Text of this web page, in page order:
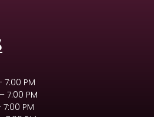
PM
7:00 PM
7:00 PM